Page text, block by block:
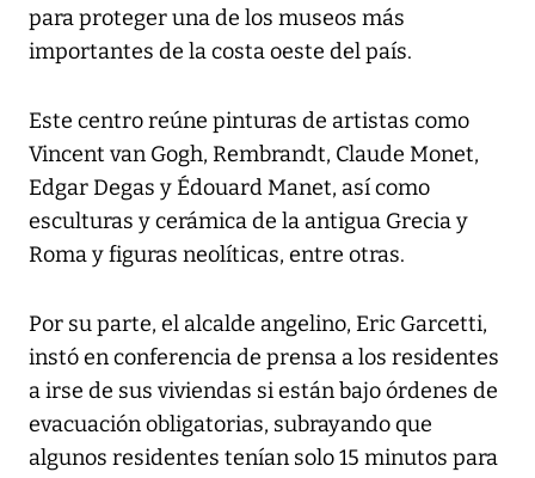
para proteger una de los museos más
importantes de la costa oeste del país.
Este centro reúne pinturas de artistas como
Vincent van Gogh, Rembrandt, Claude Monet,
Edgar Degas y Édouard Manet, así como
esculturas y cerámica de la antigua Grecia y
Roma y figuras neolíticas, entre otras.
Por su parte, el alcalde angelino, Eric Garcetti,
instó en conferencia de prensa a los residentes
a irse de sus viviendas si están bajo órdenes de
evacuación obligatorias, subrayando que
algunos residentes tenían solo 15 minutos para